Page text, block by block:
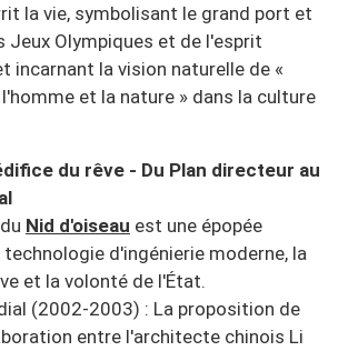
la vie, symbolisant le grand port et
Jeux Olympiques et de l'esprit
incarnant la vision naturelle de «
et la nature » dans la culture
du rêve - Du Plan directeur au
Nid d'oiseau est une épopée
d'ingénierie moderne, la
et la volonté de l'État.
(2002-2003) : La proposition de
entre l'architecte chinois Li